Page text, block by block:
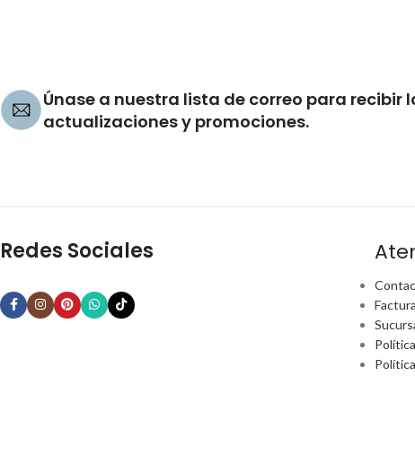
Únase a nuestra lista de correo para recibir
actualizaciones y promociones.
Redes Sociales